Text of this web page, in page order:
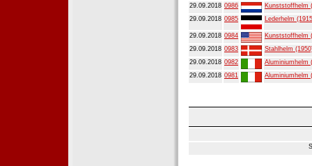
29.09.2018 0986
Kunststoffhelm
29.09.2018 0985 Lederhelm
29.09.2018 0984
Kunststoffhelm
29.09.2018 0983
Stahlhelm
29.09.2018 0982
Aluminiumhelm
29.09.2018 0981 Aluminiumhelm